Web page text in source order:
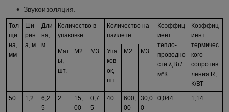
Звукоизоляция.
Тол
щи
на,
мм
Ши
рин
а, м
Дли
на,
м
Количество в
упаковке
Количество на
паллете
Коэффиц
иент
тепло-
проводно
сти λ,Вт/
м*К
Коэффиц
иент
термичес
кого
сопротив
ления R,
К/ВТ
Мат
ы,
шт.
М2 М3
Упа
ков
ок,
шт.
М2 М3
50 1,2
6,2
5
2
15,
00
0,7
5
40
600,
00
30,0
0
0,044 1,14